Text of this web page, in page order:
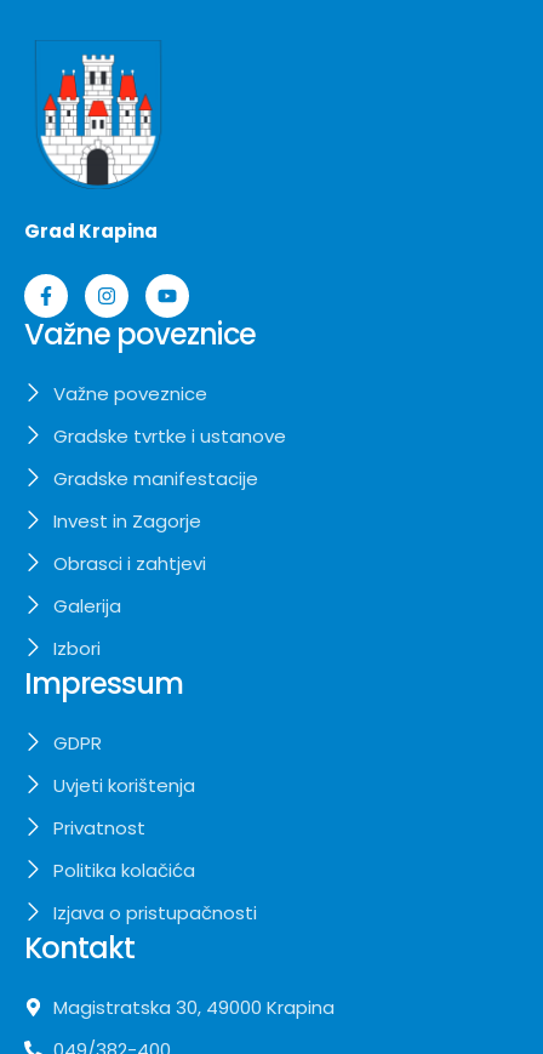
Grad Krapina
Važne poveznice
Važne poveznice
Gradske tvrtke i ustanove
Gradske manifestacije
Invest in Zagorje
Obrasci i zahtjevi
Galerija
Izbori
Impressum
GDPR
Uvjeti korištenja
Privatnost
Politika kolačića
Izjava o pristupačnosti
Kontakt
Magistratska 30, 49000 Krapina